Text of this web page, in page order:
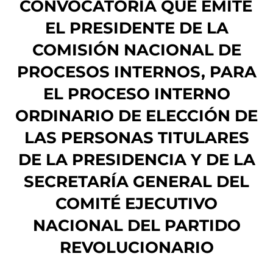
CONVOCATORIA QUE EMITE
EL PRESIDENTE DE LA
COMISIÓN NACIONAL DE
PROCESOS INTERNOS, PARA
EL PROCESO INTERNO
ORDINARIO DE ELECCIÓN DE
LAS PERSONAS TITULARES
DE LA PRESIDENCIA Y DE LA
SECRETARÍA GENERAL DEL
COMITÉ EJECUTIVO
NACIONAL DEL PARTIDO
REVOLUCIONARIO